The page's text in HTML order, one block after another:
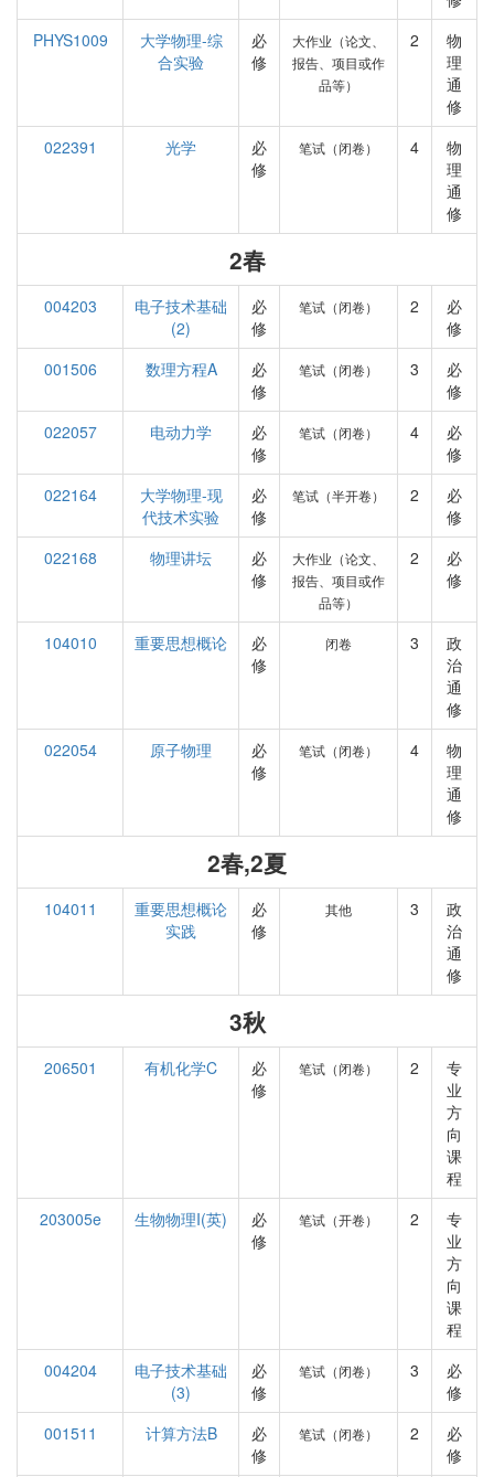
PHYS1009
大学物理-综
合实验
必
修
大作业（论文、
报告、项目或作
品等）
2
物
理
通
修
022391
光学
必
修
笔试（闭卷） 4
物
理
通
修
2春
004203
电子技术基础
(2)
必
修
笔试（闭卷） 2
必
修
001506
数理方程A
必
修
笔试（闭卷） 3
必
修
022057
电动力学
必
修
笔试（闭卷） 4
必
修
022164
大学物理-现
代技术实验
必
修
笔试（半开卷） 2
必
修
022168
物理讲坛
必
修
大作业（论文、
报告、项目或作
品等）
2
必
修
104010 重要思想概论
必
修
闭卷 3
政
治
通
修
022054
原子物理
必
修
笔试（闭卷） 4
物
理
通
修
2春,2夏
104011
重要思想概论
实践
必
修
其他 3
政
治
通
修
3秋
206501 有机化学C
必
修
笔试（闭卷） 2
专
业
方
向
课
程
203005e
生物物理I(英)
必
修
笔试（开卷） 2
专
业
方
向
课
程
004204
电子技术基础
(3)
必
修
笔试（闭卷） 3
必
修
001511
计算方法B
必
修
笔试（闭卷） 2
必
修